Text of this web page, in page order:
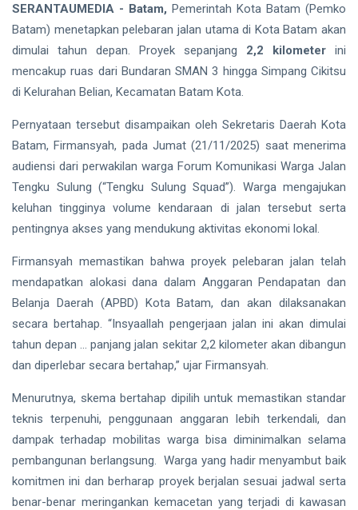
Kategori
Disabilitas
HUKRIM
Mantan
Diduga
Bacok
hingga
Tewas di
Pekanbaru
Aug,
views
Prabowo Subianto
Indonesia
Pekanbaru
Pilkada 2024
Donald Trump
PT IKPP Perawang
KPK
Politik
PSSI
SERANTAUMEDIA - Batam, Pemerintah Kota Batam (Pemko
Batam) menetapkan pelebaran jalan utama di Kota Batam akan
dimulai tahun depan. Proyek sepanjang 2,2 kilometer ini
mencakup ruas dari Bundaran SMAN 3 hingga Simpang Cikitsu
di Kelurahan Belian, Kecamatan Batam Kota.
Pernyataan tersebut disampaikan oleh Sekretaris Daerah Kota
Batam, Firmansyah, pada Jumat (21/11/2025) saat menerima
audiensi dari perwakilan warga Forum Komunikasi Warga Jalan
Tengku Sulung (“Tengku Sulung Squad”). Warga mengajukan
keluhan tingginya volume kendaraan di jalan tersebut serta
pentingnya akses yang mendukung aktivitas ekonomi lokal.
Firmansyah memastikan bahwa proyek pelebaran jalan telah
mendapatkan alokasi dana dalam Anggaran Pendapatan dan
Belanja Daerah (APBD) Kota Batam, dan akan dilaksanakan
secara bertahap. “Insyaallah pengerjaan jalan ini akan dimulai
tahun depan … panjang jalan sekitar 2,2 kilometer akan dibangun
dan diperlebar secara bertahap,” ujar Firmansyah.
Menurutnya, skema bertahap dipilih untuk memastikan standar
teknis terpenuhi, penggunaan anggaran lebih terkendali, dan
dampak terhadap mobilitas warga bisa diminimalkan selama
pembangunan berlangsung. Warga yang hadir menyambut baik
komitmen ini dan berharap proyek berjalan sesuai jadwal serta
benar-benar meringankan kemacetan yang terjadi di kawasan